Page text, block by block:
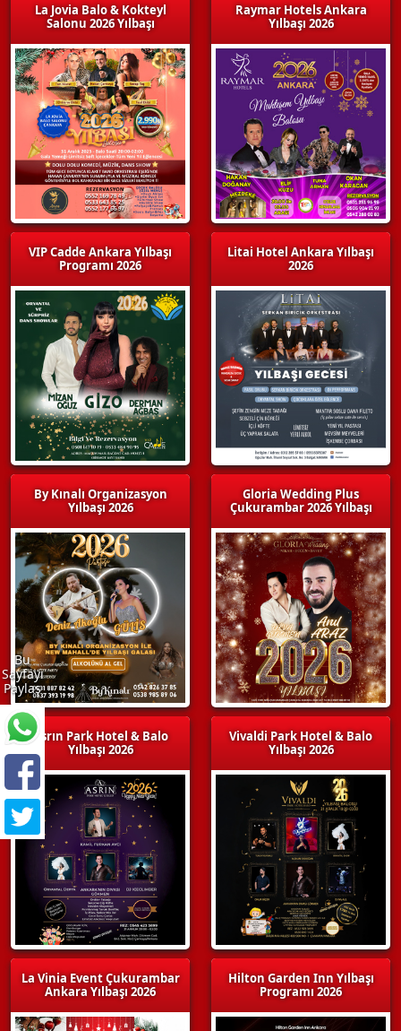
La Jovia Balo & Kokteyl
Salonu 2026 Yılbaşı
VIP Cadde Ankara Yılbaşı
Programı 2026
By Kınalı Organizasyon
Yılbaşı 2026
Asrın Park Hotel & Balo
Yılbaşı 2026
La Vinia Event Çukurambar
Ankara Yılbaşı 2026
Raymar Hotels Ankara
Yılbaşı 2026
Litai Hotel Ankara Yılbaşı
2026
Gloria Wedding Plus
Çukurambar 2026 Yılbaşı
Vivaldi Park Hotel & Balo
Yılbaşı 2026
Hilton Garden Inn Yılbaşı
Programı 2026
Bu
Sayfayı
Paylaş